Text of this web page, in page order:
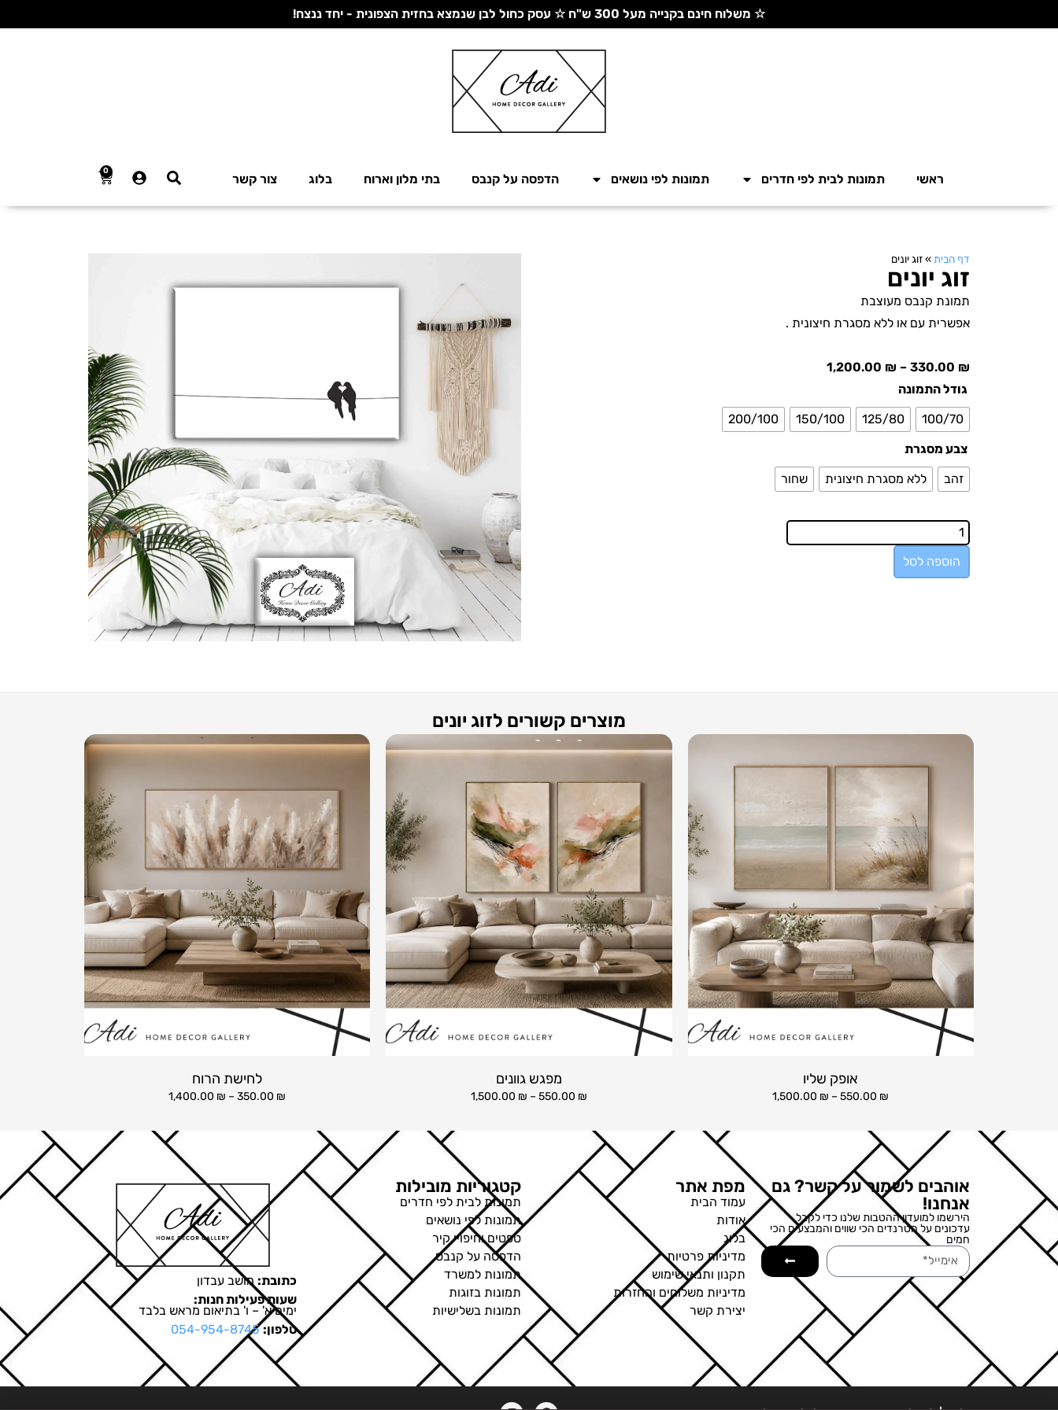
☆ משלוח חינם בקנייה מעל 300 ש"ח ☆ עסק כחול לבן שנמצא בחזית הצפונית - יחד ננצח!
ראשי תמונות לבית לפי חדרים תמונות לפי נושאים הדפסה על קנבס בתי מלון וארוח בלוג צור קשר
0
דף הבית »זוג יונים
זוג יונים
תמונת קנבס מעוצבת
אפשרית עם או ללא מסגרת חיצונית .
330.00 ₪
–
1,200.00 ₪
גודל התמונה
100/70
125/80
150/100
200/100
צבע מסגרת
זהב
ללא מסגרת חיצונית שחור
הוספה לסל
מוצרים קשורים לזוג יונים
אופק שליו
550.00 ₪
–
1,500.00 ₪
מפגש גוונים
550.00 ₪
–
1,500.00 ₪
לחישת הרוח
350.00 ₪
–
1,400.00 ₪
אוהבים לשמור על קשר? גם
אנחנו!
הירשמו למועדון ההטבות שלנו כדי לקבל
עדכונים על הטרנדים הכי שווים והמבצעים הכי
חמים
מפת אתר
עמוד הבית
אודות
בלוג
מדיניות פרטיות
תקנון ותנאי שימוש
מדיניות משלוחים והחזרות
יצירת קשר
קטגוריות מובילות
תמונות לבית לפי חדרים
תמונות לפי נושאים
טפטים וחיפויי קיר
הדפסה על קנבס
תמונות למשרד
תמונות בזוגות
תמונות בשלישיות
כתובת: מושב עבדון
שעות פעילות חנות:
ימים א' – ו' בתיאום מראש בלבד
טלפון: 054-954-8745